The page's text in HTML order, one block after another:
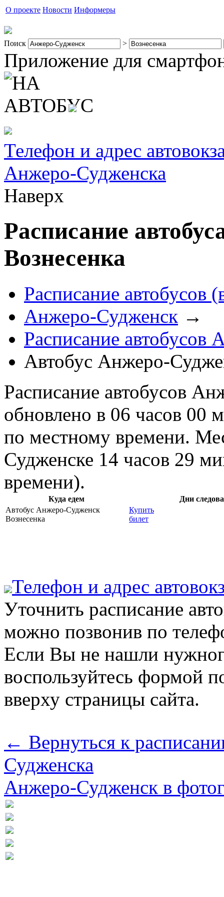
О проекте Новости Информеры
Поиск >
Приложение для
Телефон и адрес
Анжеро-Судженска
Наверх
Расписание
Вознесенка
Расписание автобусов
Анжеро-Судженск →
Расписание автобусов
Автобус Анжеро-
Расписание автобусов
обновлено в 06 часов 00
по местному времени.
Судженске 14 часов 29
времени).
Куда едем
Дни
Автобус Анжеро-Судженск
Вознесенка
Купить
билет
Телефон и адрес
Уточнить расписание
можно позвонив по
Если Вы не нашли
воспользуйтесь формой
вверху страницы сайта.
← Вернуться к
Судженска
Анжеро-Судженск в